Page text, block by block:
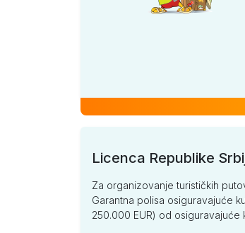
Licenca Republike
Za organizovanje turističkih
Garantna polisa osiguravajuće
250.000 EUR) od osiguravajuće